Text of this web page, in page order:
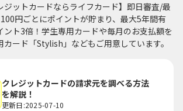
ジットカードならライフカード】即日審査/最
円ごとにポイントが貯まり、最大5年間有
ント3倍！学生専用カードや毎月のお支払額を
ード「Stylish」などもご用意しています。
クレジットカードの請求元を調べる方法
を解説！
更新日:2025-07-10